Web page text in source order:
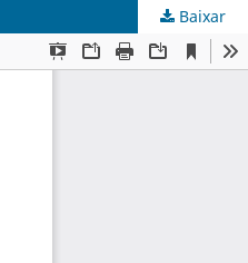
Baixar